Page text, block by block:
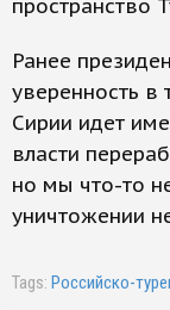
пространство
Ранее
уверенность в
Сирии идет
власти
но мы что-то
уничтожении
Tags: Российско-